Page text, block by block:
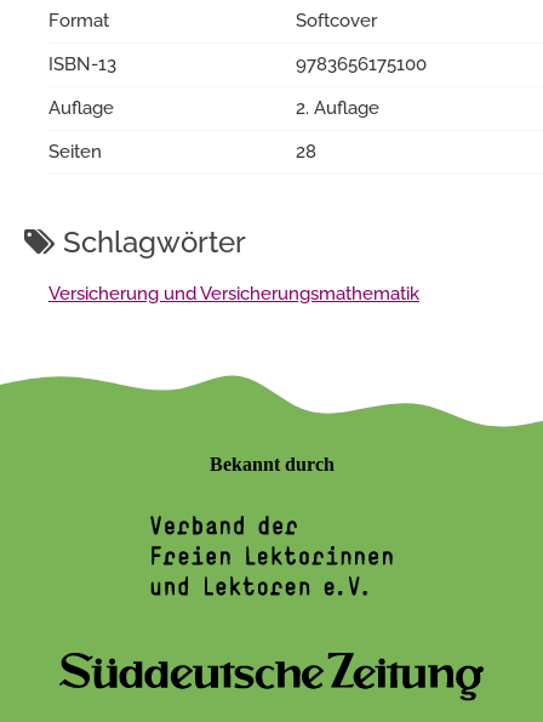
Format
Softcover
ISBN-13
9783656175100
Auflage
2. Auflage
Seiten
28
Schlagwörter
Versicherung und Versicherungsmathematik
Bekannt durch